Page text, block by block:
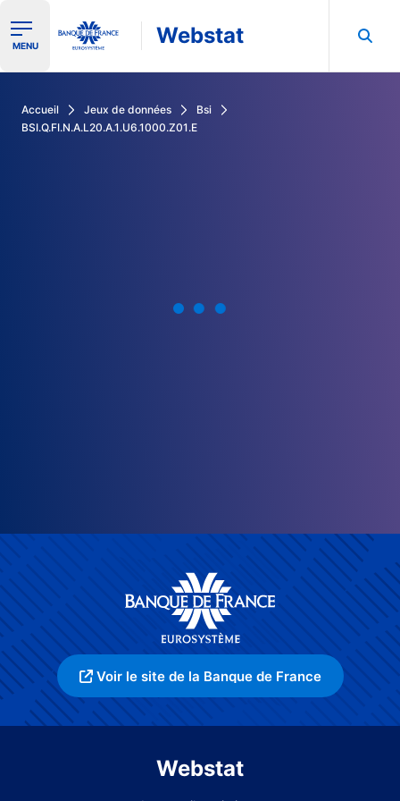
Ouvrir le menu de navigation
MENU Webstat
Accueil Jeux de données
Bsi
BSI.Q.FI.N.A.L20.A.1.U6.1000.Z01.E
Voir le site de la Banque de France
Webstat